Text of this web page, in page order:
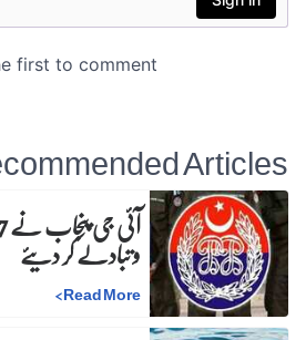
Articles
و تبادلے کر دیئے
Read More
>